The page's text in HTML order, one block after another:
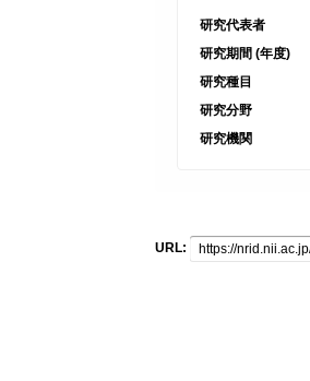
研究代表者
研究期間 (年度)
研究種目
研究分野
研究機関
URL: